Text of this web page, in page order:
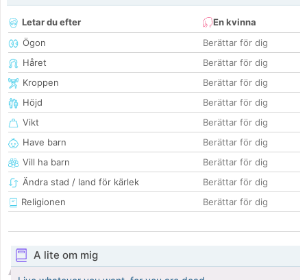
Letar du efter
En kvinna
Ögon
Berättar för dig
Håret
Berättar för dig
Kroppen
Berättar för dig
Höjd
Berättar för dig
Vikt
Berättar för dig
Have barn
Berättar för dig
Vill ha barn
Berättar för dig
Ändra stad / land för kärlek
Berättar för dig
Religionen
Berättar för dig
A lite om mig